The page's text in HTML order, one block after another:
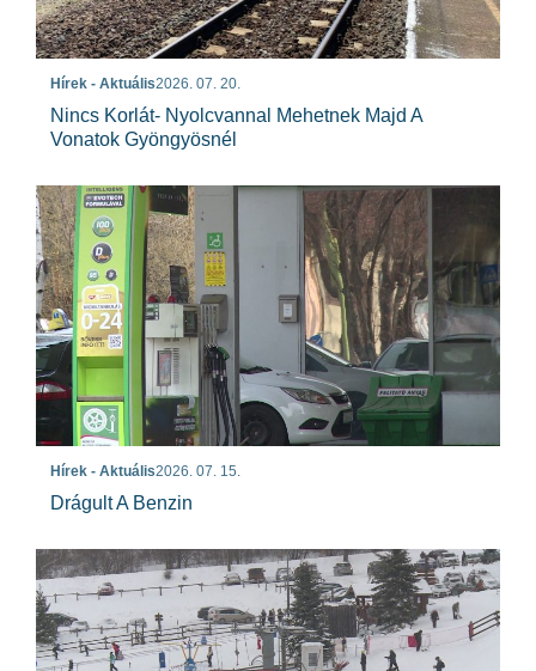
Hírek - Aktuális2026. 07. 20.
Nincs Korlát- Nyolcvannal Mehetnek Majd A
Vonatok Gyöngyösnél
Hírek - Aktuális2026. 07. 15.
Drágult A Benzin